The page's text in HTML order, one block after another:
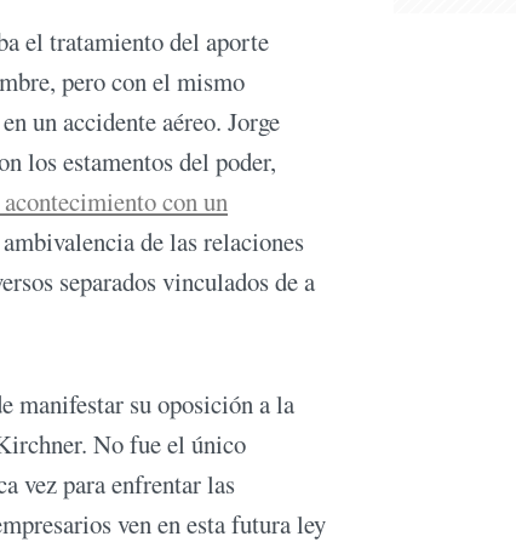
el tratamiento del aporte
pero con el mismo
un accidente aéreo. Jorge
los estamentos del poder,
con un
de las relaciones
separados vinculados de a
manifestar su oposición a la
No fue el único
vez para enfrentar las
ven en esta futura ley